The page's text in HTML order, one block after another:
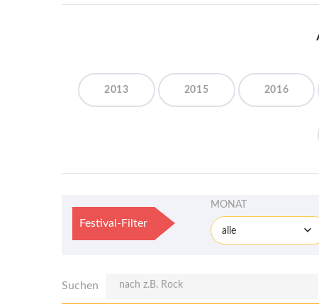
2013 2015 2016
Festival-Filter
MONAT
alle
Suchen